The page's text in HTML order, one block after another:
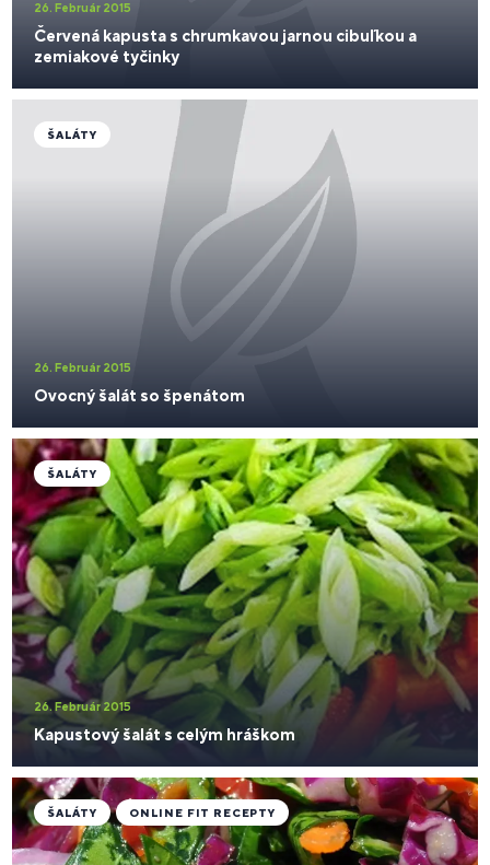
26. Február 2015
Červená kapusta s chrumkavou jarnou cibuľkou a
zemiakové tyčinky
26. Február 2015
Ovocný šalát so špenátom
ŠALÁTY
26. Február 2015
Kapustový šalát s celým hráškom
ŠALÁTY
ŠALÁTY ONLINE FIT RECEPTY